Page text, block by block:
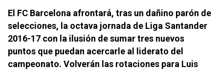
El FC Barcelona afrontará, tras un dañino parón de
selecciones, la octava jornada de Liga Santander
2016-17 con la ilusión de sumar tres nuevos
puntos que puedan acercarle al liderato del
campeonato. Volverán las rotaciones para Luis